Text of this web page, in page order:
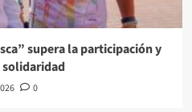
supera la participación y
solidaridad
0